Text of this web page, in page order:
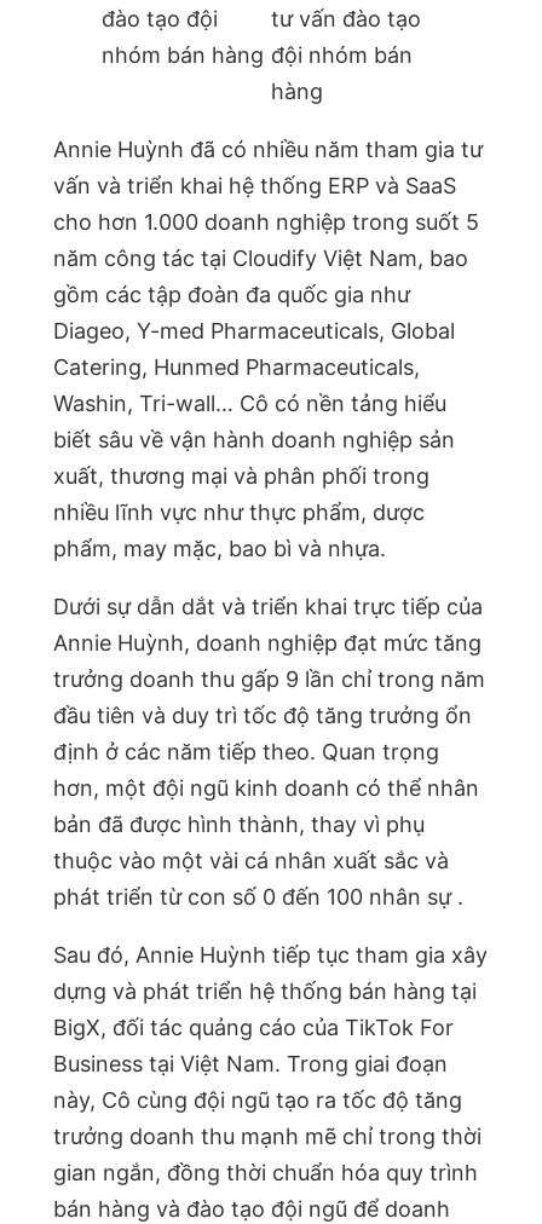
Annie Huỳnh đã có nhiều năm tham gia tư
vấn và triển khai hệ thống ERP và SaaS
cho hơn 1.000 doanh nghiệp trong suốt 5
năm công tác tại Cloudify Việt Nam, bao
gồm các tập đoàn đa quốc gia như
Diageo, Y-med Pharmaceuticals, Global
Catering, Hunmed Pharmaceuticals,
Washin, Tri-wall… Cô có nền tảng hiểu
biết sâu về vận hành doanh nghiệp sản
xuất, thương mại và phân phối trong
nhiều lĩnh vực như thực phẩm, dược
phẩm, may mặc, bao bì và nhựa.
Dưới sự dẫn dắt và triển khai trực tiếp của
Annie Huỳnh, doanh nghiệp đạt mức tăng
trưởng doanh thu gấp 9 lần chỉ trong năm
đầu tiên và duy trì tốc độ tăng trưởng ổn
định ở các năm tiếp theo. Quan trọng
hơn, một đội ngũ kinh doanh có thể nhân
bản đã được hình thành, thay vì phụ
thuộc vào một vài cá nhân xuất sắc và
phát triển từ con số 0 đến 100 nhân sự .
Sau đó, Annie Huỳnh tiếp tục tham gia xây
dựng và phát triển hệ thống bán hàng tại
BigX, đối tác quảng cáo của TikTok For
Business tại Việt Nam. Trong giai đoạn
này, Cô cùng đội ngũ tạo ra tốc độ tăng
trưởng doanh thu mạnh mẽ chỉ trong thời
gian ngắn, đồng thời chuẩn hóa quy trình
bán hàng và đào tạo đội ngũ để doanh